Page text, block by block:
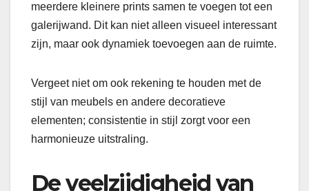
meerdere kleinere prints samen te voegen tot een
galerijwand. Dit kan niet alleen visueel interessant
zijn, maar ook dynamiek toevoegen aan de ruimte.
Vergeet niet om ook rekening te houden met de
stijl van meubels en andere decoratieve
elementen; consistentie in stijl zorgt voor een
harmonieuze uitstraling.
De veelzijdigheid van